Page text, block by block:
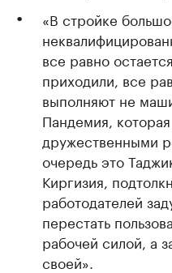
«В стройке
все равно
приходили, все
выполняют не
Пандемия,
дружественными
очередь это
Киргизия,
работодателей
перестать
рабочей силой, а
своей».